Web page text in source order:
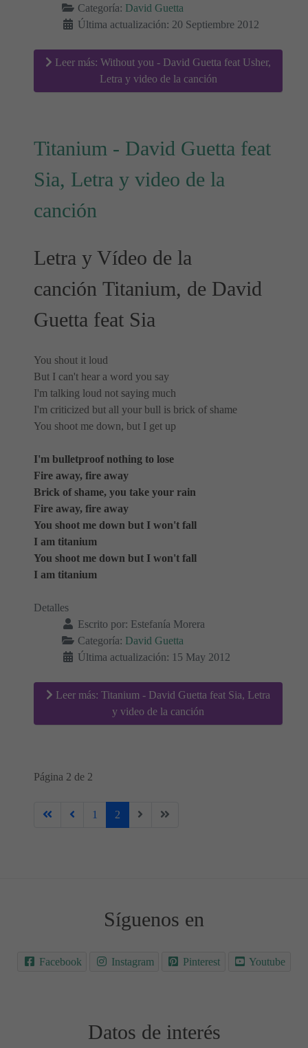
Categoría: David Guetta
Última actualización: 20 Septiembre 2012
Leer más: Without you - David Guetta feat Usher,
Letra y video de la canción
Titanium - David Guetta feat
Sia, Letra y video de la
canción
Letra y Vídeo de la
canción Titanium, de David
Guetta feat Sia
You shout it loud
But I can't hear a word you say
I'm talking loud not saying much
I'm criticized but all your bull is brick of shame
You shoot me down, but I get up
I'm bulletproof nothing to lose
Fire away, fire away
Brick of shame, you take your rain
Fire away, fire away
You shoot me down but I won't fall
I am titanium
You shoot me down but I won't fall
I am titanium
Detalles
Escrito por: Estefanía Morera
Categoría: David Guetta
Última actualización: 15 May 2012
Leer más: Titanium - David Guetta feat Sia, Letra
y video de la canción
Página 2 de 2
1 2
Síguenos en
Facebook Instagram Pinterest Youtube
Datos de interés